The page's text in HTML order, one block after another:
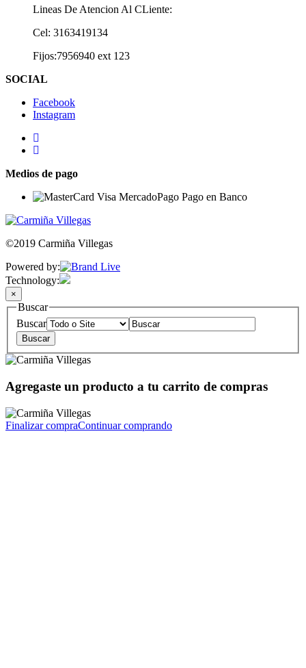
Lineas De Atencion Al CLiente:
Cel: 3163419134
Fijos:7956940 ext 123
SOCIAL
Facebook
Instagram
Medios de pago
©2019 Carmiña Villegas
Powered by:
Technology:
×
Buscar
Buscar
Agregaste un producto a tu carrito de compras
Finalizar compraContinuar comprando